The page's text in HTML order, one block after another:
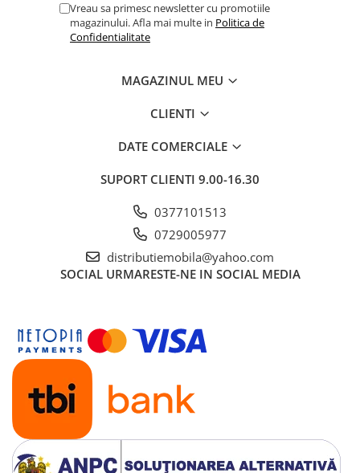
Vreau sa primesc newsletter cu promotiile
magazinului. Afla mai multe in Politica de
Confidentialitate
MAGAZINUL MEU
CLIENTI
DATE COMERCIALE
SUPORT CLIENTI 9.00-16.30
0377101513
0729005977
distributiemobila@yahoo.com
SOCIAL URMARESTE-NE IN SOCIAL MEDIA